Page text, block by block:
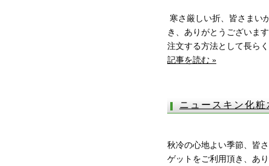
寒さ厳しい折、皆さまい
き、ありがとうございま
注文する方法として長ら
記事を読む »
ニュースキン化
秋冷の心地よい季節、皆
ゲットをご利用頂き、あ